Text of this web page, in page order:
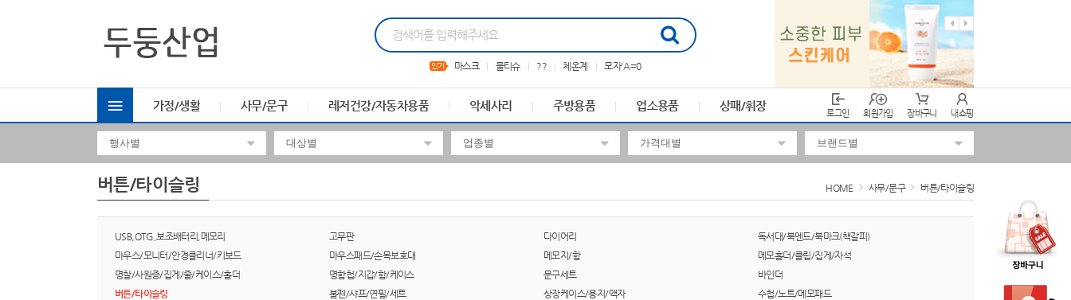
마스크 물티슈 ?? 체온계 모자'A=0
가정/생활 사무/문구 레저건강/자동차용품 악세사리 주방용품 업소용품 상패/휘장
로그인 회원가입 장바구니 내쇼핑
버튼/타이슬링 HOME 사무/문구 버튼/타이슬링
USB,OTG,보조배터리,메모리 고무판 다이어리
독서대/북엔드/북마크(책갈피)
마우스/모니터/안경클리너/키보드
마우스패드/손목보호대 메모지/함
메모홀더/클립/집게/자석
명찰/사원증/집게/줄/케이스/홀더
명함첩/지갑/함/케이스 문구세트
바인더
버튼/타이슬링
볼펜/샤프/연필/세트 상장케이스/용지/액자
수첩/노트/메모패드